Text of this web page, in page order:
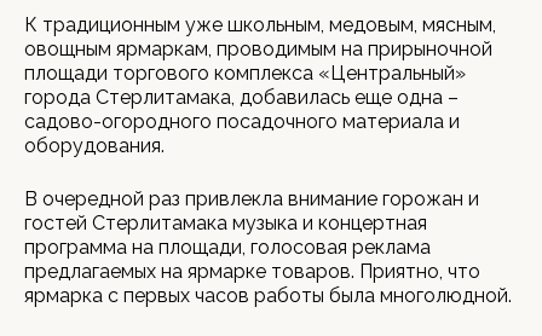
К традиционным уже школьным, медовым, мясным,
овощным ярмаркам, проводимым на прирыночной
площади торгового комплекса «Центральный»
города Стерлитамака, добавилась еще одна –
садово-огородного посадочного материала и
оборудования.
В очередной раз привлекла внимание горожан и
гостей Стерлитамака музыка и концертная
программа на площади, голосовая реклама
предлагаемых на ярмарке товаров. Приятно, что
ярмарка с первых часов работы была многолюдной.